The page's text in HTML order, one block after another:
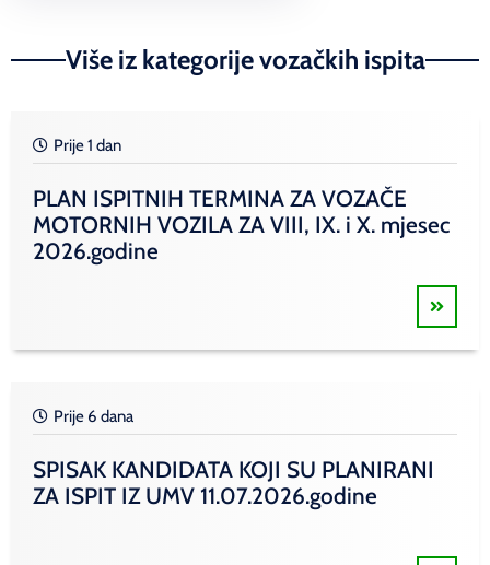
Više iz kategorije vozačkih ispita
Prije 1 dan
PLAN ISPITNIH TERMINA ZA VOZAČE
MOTORNIH VOZILA ZA VIII, IX. i X. mjesec
2026.godine
Prije 6 dana
SPISAK KANDIDATA KOJI SU PLANIRANI
ZA ISPIT IZ UMV 11.07.2026.godine